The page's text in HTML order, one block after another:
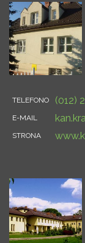
TELEFONO (012)
E-MAIL
STRONA